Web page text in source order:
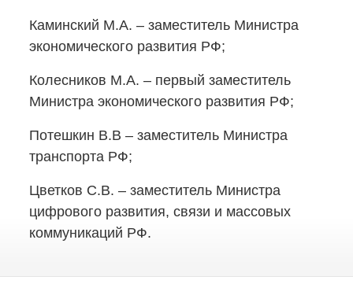
Каминский М.А. – заместитель Министра
экономического развития РФ;
Колесников М.А. – первый заместитель
Министра экономического развития РФ;
Потешкин В.В – заместитель Министра
транспорта РФ;
Цветков С.В. – заместитель Министра
цифрового развития, связи и массовых
коммуникаций РФ.